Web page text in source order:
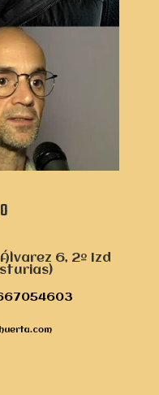
6, 2º Izd